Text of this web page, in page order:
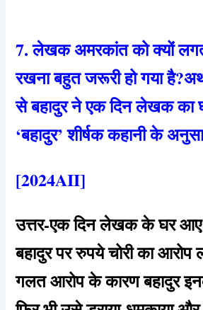
7. लेखक अमरकांत को क्यों
रखना बहुत जरूरी हो गया
से बहादुर ने एक दिन लेखक का
‘बहादुर’ शीर्षक कहानी के
[2024AII]
उत्तर-एक दिन लेखक के घर आए
बहादुर पर रुपये चोरी का आरोप
गलत आरोप के कारण बहादुर